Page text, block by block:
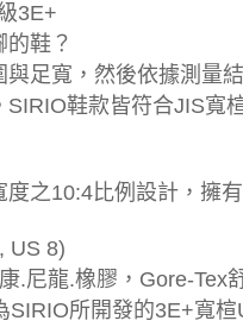
3E+
鞋？
足寬，然後依據測量
鞋款皆符合JIS寬
之10:4比例設計，擁
US 8)
.尼龍.橡膠，Gore-Tex
所開發的3E+寬楦